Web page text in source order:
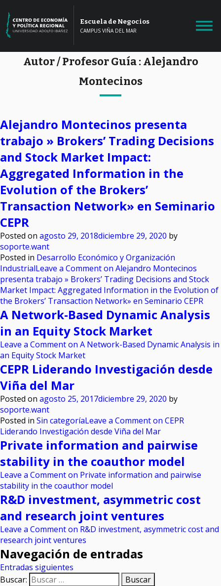
Escuela de Negocios
CAMPUS VIÑA DEL MAR
Autor / Profesor Guía :Alejandro
Montecinos
Alejandro Montecinos presenta
trabajo » Brokers’ Trading Decisions
and Stock Market Impact:
Aggregated Information in the
Evolution of the Brokers’
Transaction Network» en Seminario
CEPR
Posted on agosto 29, 2018diciembre 29, 2020 by
soporte.want
Posted in Desarrollo Económico y Organización
IndustrialLeave a Commenton Alejandro Montecinos
presenta trabajo » Brokers’ Trading Decisions and Stock
Market Impact: Aggregated Information in the Evolution of
the Brokers’ Transaction Network» en Seminario CEPR
A Network-Based Dynamic Analysis
in an Equity Stock Market
Leave a Commenton A Network-Based Dynamic Analysis in
an Equity Stock Market
CEPR Liderando Investigación desde
Viña del Mar
Posted on agosto 25, 2017diciembre 29, 2020 by
soporte.want
Posted in Sin categoríaLeave a Commenton CEPR
Liderando Investigación desde Viña del Mar
Private information and pairwise
stability in the coauthor model
Leave a Commenton Private information and pairwise
stability in the coauthor model
R&D investment, asymmetric cost
and research joint ventures
Leave a Commenton R&D investment, asymmetric cost and
research joint ventures
Navegación de entradas
Entradas siguientes
Buscar: